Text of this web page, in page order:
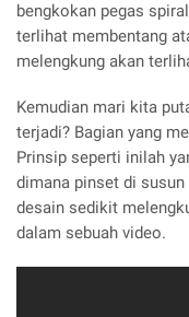
bengkokan pegas
terlihat membentang
melengkung akan
Kemudian mari kita
terjadi? Bagian yang
Prinsip seperti inilah
dimana pinset di
desain sedikit
dalam sebuah video.